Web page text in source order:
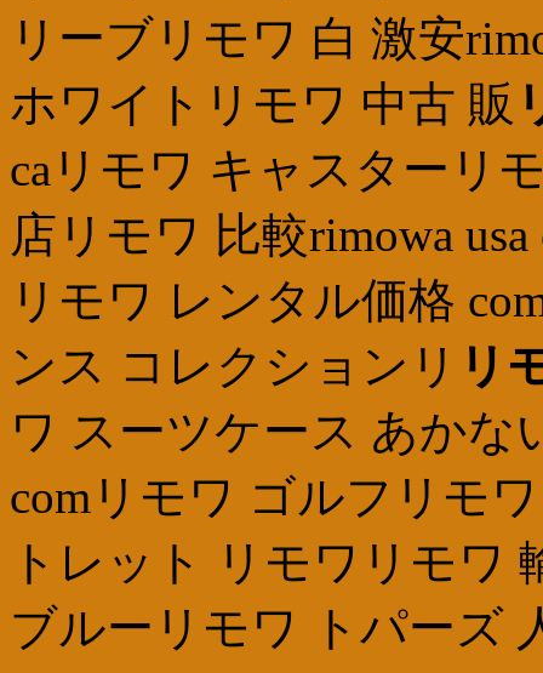
リーブリモワ 白 激安
ホワイトリモワ 中古 販
caリモワ キャスターリ
店リモワ 比較rimowa
リモワ レンタル価格
ンス コレクションリ リ
ワ スーツケース あかな
comリモワ ゴルフリモ
トレット リモワリモワ
ブルーリモワ トパーズ